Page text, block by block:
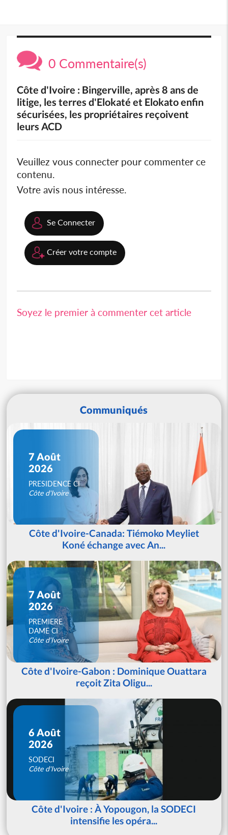
0 Commentaire(s)
Côte d'Ivoire : Bingerville, après 8 ans de
litige, les terres d'Elokaté et Elokato enfin
sécurisées, les propriétaires reçoivent
leurs ACD
Veuillez vous connecter pour commenter ce
contenu.
Votre avis nous intéresse.
Se Connecter
Créer votre compte
Soyez le premier à commenter cet article
Communiqués
7 Août
2026
PRESIDENCE CI
Côte d'Ivoire
Côte d'Ivoire-Canada: Tiémoko Meyliet
Koné échange avec An...
7 Août
2026
PREMIERE
DAME CI
Côte d'Ivoire
Côte d'Ivoire-Gabon : Dominique Ouattara
reçoit Zita Oligu...
6 Août
2026
SODECI
Côte d'Ivoire
Côte d'Ivoire : À Yopougon, la SODECI
intensifie les opéra...